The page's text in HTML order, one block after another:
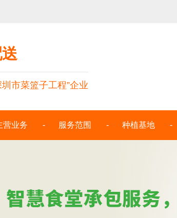
圳市菜篮子工程”企业
营业务 服务范围 种植基地